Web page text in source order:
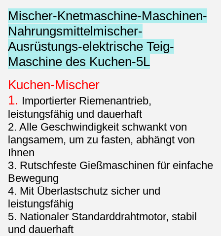
Mischer-Knetmaschine-Maschinen-
Nahrungsmittelmischer-
Ausrüstungs-elektrische Teig-
Maschine des Kuchen-5L
Kuchen-Mischer
1. Importierter Riemenantrieb,
leistungsfähig und dauerhaft
2. Alle Geschwindigkeit schwankt von
langsamem, um zu fasten, abhängt von
Ihnen
3. Rutschfeste Gießmaschinen für einfache
Bewegung
4. Mit Überlastschutz sicher und
leistungsfähig
5. Nationaler Standarddrahtmotor, stabil
und dauerhaft